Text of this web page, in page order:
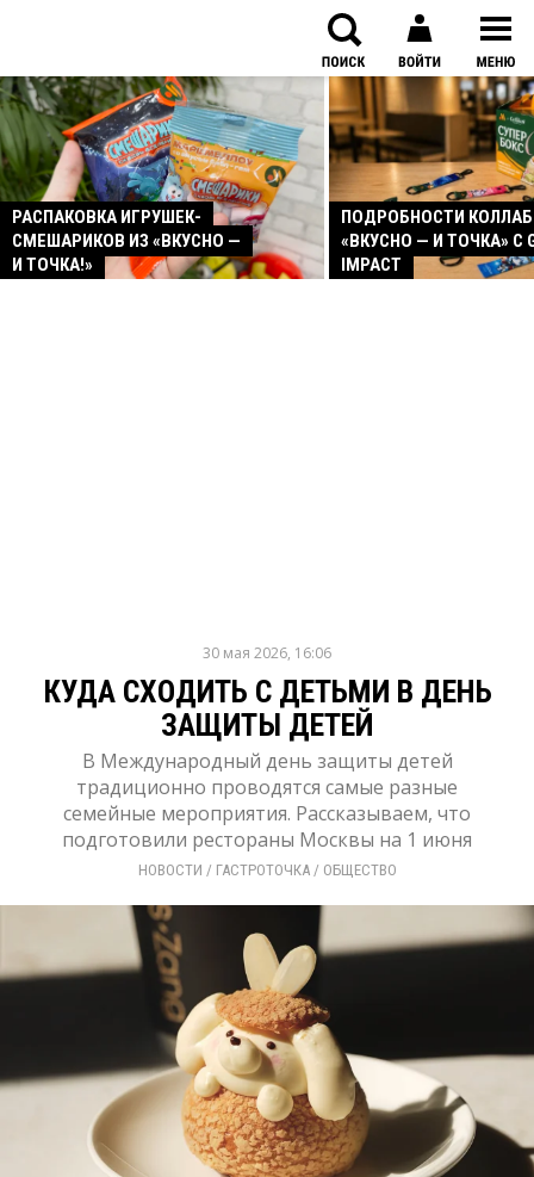
РАСПАКОВКА ИГРУШЕК-
СМЕШАРИКОВ ИЗ «ВКУСНО —
И ТОЧКА!»
ПОДРОБНОСТИ
«ВКУСНО — И ТОЧКА» С
IMPACT
30 мая 2026, 16:06
КУДА СХОДИТЬ С ДЕТЬМИ В ДЕНЬ
ЗАЩИТЫ ДЕТЕЙ
В Международный день защиты детей
традиционно проводятся самые разные
семейные мероприятия. Рассказываем, что
подготовили рестораны Москвы на 1 июня
НОВОСТИ / ГАСТРОТОЧКА/ ОБЩЕСТВО